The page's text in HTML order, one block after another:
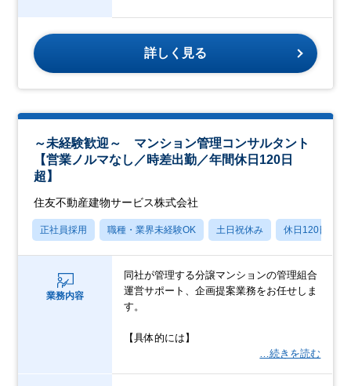
詳しく見る
～未経験歓迎～ マンション管理コンサルタント
【営業ノルマなし／時差出勤／年間休日120日
超】
住友不動産建物サービス株式会社
正社員採用 職種・業界未経験OK 土日祝休み 休日120日以上
業務内容
同社が管理する分譲マンションの管理組合
運営サポート、企画提案業務をお任せしま
す。
【具体的には】
…続きを読む